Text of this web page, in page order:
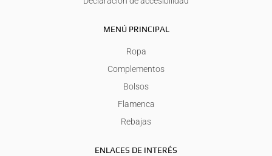
MENÚ PRINCIPAL
Ropa
Complementos
Bolsos
Flamenca
Rebajas
ENLACES DE INTERÉS